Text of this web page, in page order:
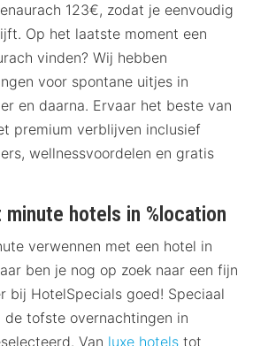
123€, zodat je eenvoudig
Op het laatste moment een
vinden? Wij hebben
voor spontane uitjes in
en daarna. Ervaar het beste van
premium verblijven inclusief
wellnessvoordelen en gratis
hotels in %location
verwennen met een hotel in
ben je nog op zoek naar een fijn
bij HotelSpecials goed! Speciaal
tofste overnachtingen in
Van luxe hotels tot